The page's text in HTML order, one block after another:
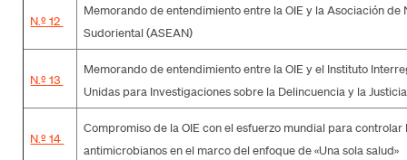
N.º 12
Memorando de entendimiento entre la OIE y la Asociación de
Sudoriental (ASEAN)
N.º 13
Memorando de entendimiento entre la OIE y el Instituto
Unidas para Investigaciones sobre la Delincuencia y la
N.º 14
Compromiso de la OIE con el esfuerzo mundial para controlar
antimicrobianos en el marco del enfoque de «Una sola salud»